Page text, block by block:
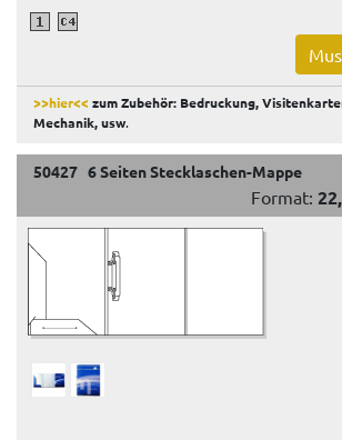
>>hier<<zum Zubehör: Bedruckung,
Mechanik, usw.
50427 6 Seiten Stecklaschen-Mappe
Format: